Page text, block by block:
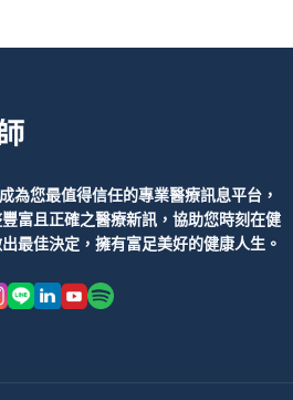
為您最值得信任的專業醫療訊息平台，
富且正確之醫療新訊，協助您時刻在健
最佳決定，擁有富足美好的健康人生。